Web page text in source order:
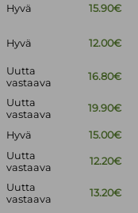
Hyvä 15.90€
Hyvä 12.00€
Uutta
vastaava
16.80€
Uutta
vastaava
19.90€
Hyvä 15.00€
Uutta
vastaava
12.20€
Uutta
vastaava
13.20€